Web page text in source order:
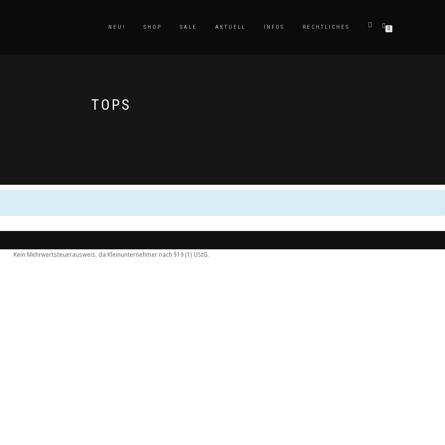
NEU! SHOP SALE AKTUELL INFOS RECHTLICHES 0
TOPS
Kein Mehrwertsteuerausweis, da Kleinunternehmer nach §19 (1) UStG.